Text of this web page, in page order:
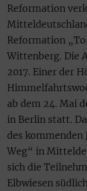
Reformation
Reformation
Wittenberg. Die
2017. Einer der
ab dem 24. Mai
in Berlin statt.
des kommenden
Weg“ in
sich die
Elbwiesen